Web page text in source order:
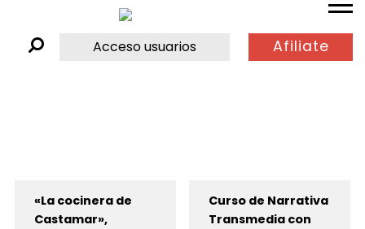
Acceso usuarios Afiliate
«La cocinera de
Castamar»,
Curso de Narrativa
Transmedia con